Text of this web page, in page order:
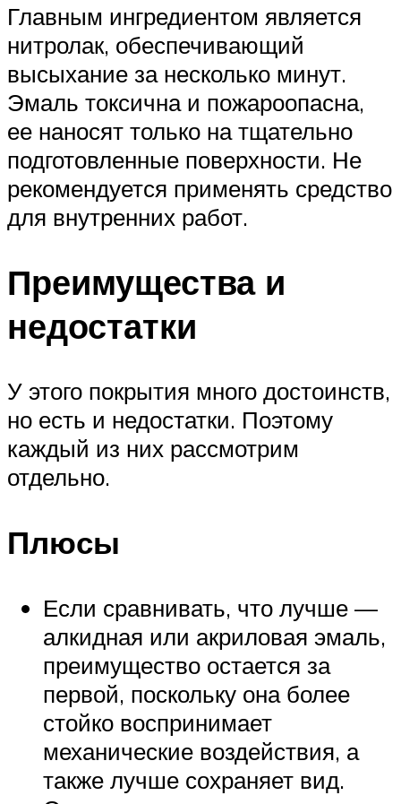
Главным ингредиентом является
нитролак, обеспечивающий
высыхание за несколько минут.
Эмаль токсична и пожароопасна,
ее наносят только на тщательно
подготовленные поверхности. Не
рекомендуется применять средство
для внутренних работ.
Преимущества и
недостатки
У этого покрытия много достоинств,
но есть и недостатки. Поэтому
каждый из них рассмотрим
отдельно.
Плюсы
Если сравнивать, что лучше —
алкидная или акриловая эмаль,
преимущество остается за
первой, поскольку она более
стойко воспринимает
механические воздействия, а
также лучше сохраняет вид.